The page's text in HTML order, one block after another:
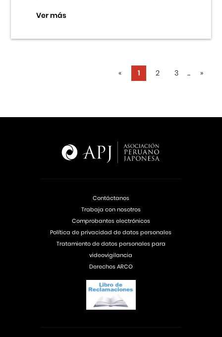
Ver más
« 1 2 3 ... »
Contáctanos
Trabaja con nosotros
Comprobantes electrónicos
Política de privacidad de datos personales
Tratamiento de datos personales para
videovigilancia
Derechos ARCO